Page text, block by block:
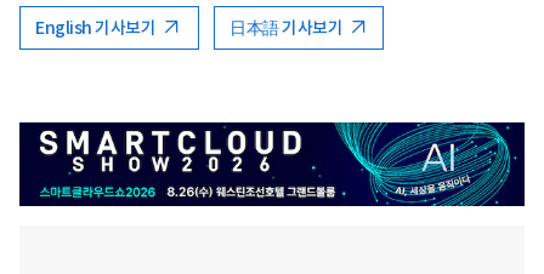
English 기사보기 日本語 기사보기